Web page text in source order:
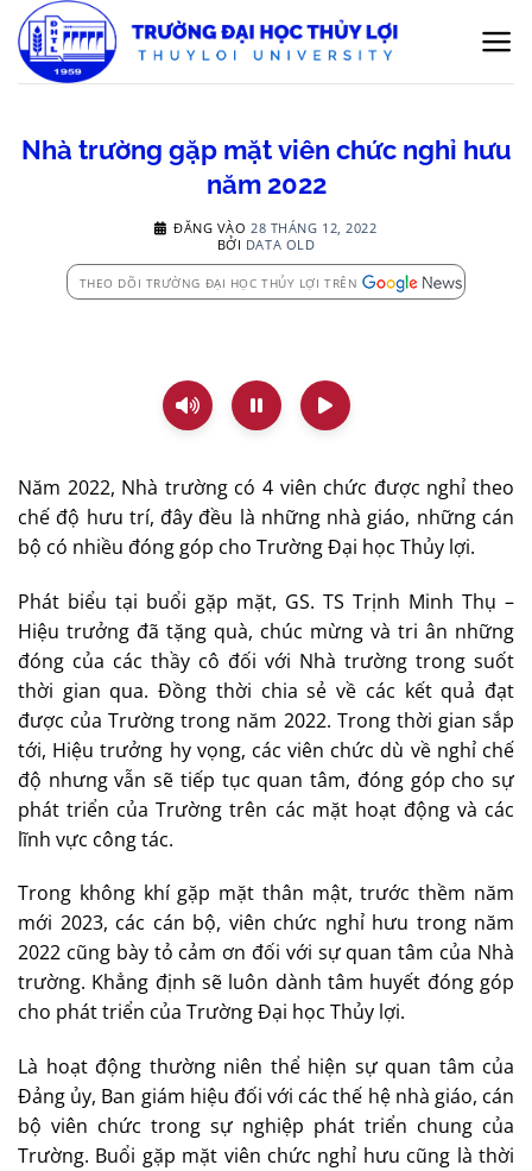
qua
nội
Nhà trường gặp mặt viên chức nghỉ hưu
năm 2022
ĐĂNG VÀO 28 THÁNG 12, 2022
BỞI DATA OLD
THEO DÕI TRƯỜNG ĐẠI HỌC THỦY LỢI TRÊN
Năm 2022, Nhà trường có 4 viên chức được nghỉ theo
chế độ hưu trí, đây đều là những nhà giáo, những cán
bộ có nhiều đóng góp cho Trường Đại học Thủy lợi.
Phát biểu tại buổi gặp mặt, GS. TS Trịnh Minh Thụ –
Hiệu trưởng đã tặng quà, chúc mừng và tri ân những
đóng của các thầy cô đối với Nhà trường trong suốt
thời gian qua. Đồng thời chia sẻ về các kết quả đạt
được của Trường trong năm 2022. Trong thời gian sắp
tới, Hiệu trưởng hy vọng, các viên chức dù về nghỉ chế
độ nhưng vẫn sẽ tiếp tục quan tâm, đóng góp cho sự
phát triển của Trường trên các mặt hoạt động và các
lĩnh vực công tác.
Trong không khí gặp mặt thân mật, trước thềm năm
mới 2023, các cán bộ, viên chức nghỉ hưu trong năm
2022 cũng bày tỏ cảm ơn đối với sự quan tâm của Nhà
trường. Khẳng định sẽ luôn dành tâm huyết đóng góp
cho phát triển của Trường Đại học Thủy lợi.
Là hoạt động thường niên thể hiện sự quan tâm của
Đảng ủy, Ban giám hiệu đối với các thế hệ nhà giáo, cán
bộ viên chức trong sự nghiệp phát triển chung của
Trường. Buổi gặp mặt viên chức nghỉ hưu cũng là thời